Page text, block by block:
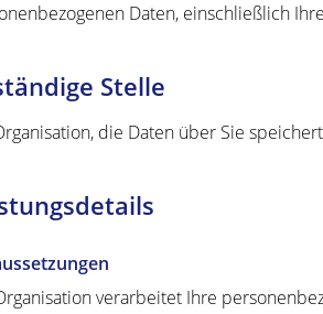
Daten, einschließlich
Stelle
die Daten über Sie speichert
verarbeitet Ihre